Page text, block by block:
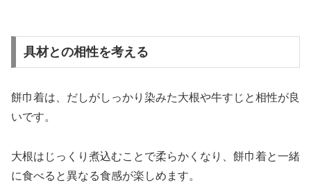
具材との相性を考える
餅巾着は、だしがしっかり染みた大根や牛すじと相性が良
いです。
大根はじっくり煮込むことで柔らかくなり、餅巾着と一緒
に食べると異なる食感が楽しめます。